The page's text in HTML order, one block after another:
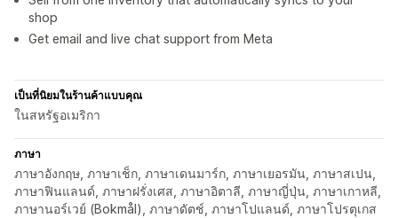
shop
Get email and live chat support from Meta
เป็นที่นิยมในร้านค้าแบบคุณ
ในสหรัฐอเมริกา
ภาษา
ภาษาอังกฤษ, ภาษาเช็ก, ภาษาเดนมาร์ก, ภาษาเยอรมัน, ภาษาสเปน,
ภาษาฟินแลนด์, ภาษาฝรั่งเศส, ภาษาอิตาลี, ภาษาญี่ปุ่น, ภาษาเกาหลี,
ภาษานอร์เวย์ (Bokmål), ภาษาดัตช์, ภาษาโปแลนด์, ภาษาโปรตุเกส